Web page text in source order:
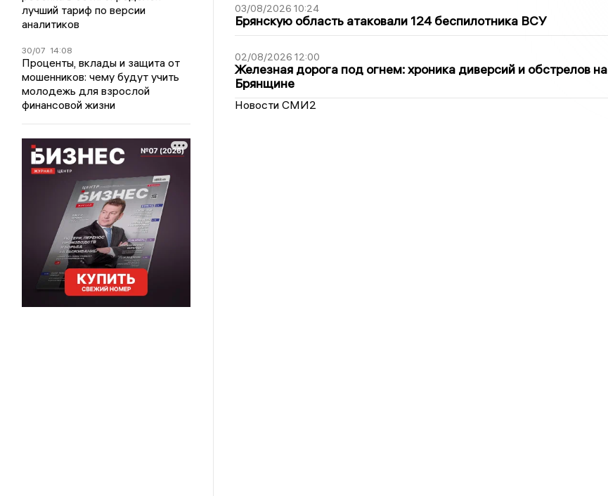
лучший тариф по версии
аналитиков
30/07 14:08
Проценты, вклады и защита от
мошенников: чему будут учить
молодежь для взрослой
финансовой жизни
03/08/2026 10:24
Брянскую область атаковали 124 беспилотника ВСУ
02/08/2026 12:00
Железная дорога под огнем: хроника диверсий и обстрелов на
Брянщине
Новости СМИ2